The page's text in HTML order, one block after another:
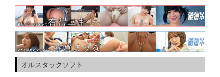
オルスタックソフト